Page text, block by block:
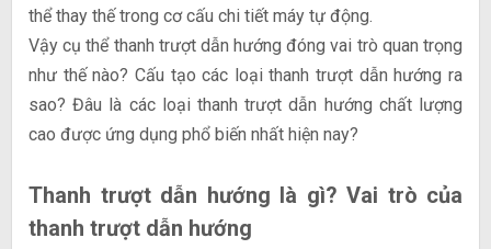
thể thay thế trong cơ cấu chi tiết máy tự động.
Vậy cụ thể thanh trượt dẫn hướng đóng vai trò quan trọng
như thế nào? Cấu tạo các loại thanh trượt dẫn hướng ra
sao? Đâu là các loại thanh trượt dẫn hướng chất lượng
cao được ứng dụng phổ biến nhất hiện nay?
Thanh trượt dẫn hướng là gì? Vai trò của
thanh trượt dẫn hướng